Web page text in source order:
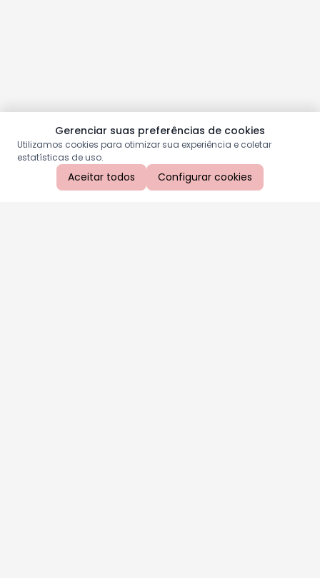
Gerenciar suas preferências de cookies
Utilizamos cookies para otimizar sua experiência e coletar
estatísticas de uso.
Aceitar todos Configurar cookies